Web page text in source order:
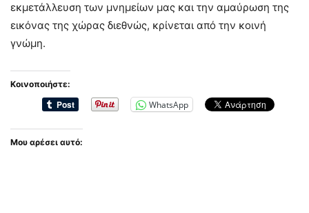
εκμετάλλευση των μνημείων μας και την αμαύρωση της
εικόνας της χώρας διεθνώς, κρίνεται από την κοινή
γνώμη.
Κοινοποιήστε:
WhatsApp
Μου αρέσει αυτό: